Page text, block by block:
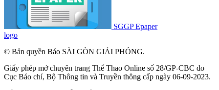
SGGP Epaper
logo
© Bản quyền Báo SÀI GÒN GIẢI PHÓNG.
Giấy phép mở chuyên trang Thể Thao Online số 28/GP-CBC do
Cục Báo chí, Bộ Thông tin và Truyền thông cấp ngày 06-09-2023.